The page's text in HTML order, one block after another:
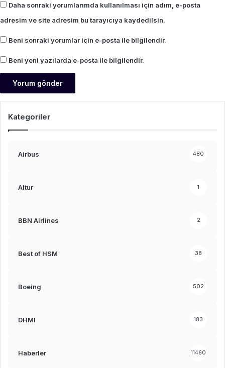
Daha sonraki yorumlarımda kullanılması için adım, e-posta
adresim ve site adresim bu tarayıcıya kaydedilsin.
Beni sonraki yorumlar için e-posta ile bilgilendir.
Beni yeni yazılarda e-posta ile bilgilendir.
Kategoriler
Airbus 480
Altur 1
BBN Airlines 2
Best of HSM 38
Boeing 502
DHMI 183
Haberler 11460